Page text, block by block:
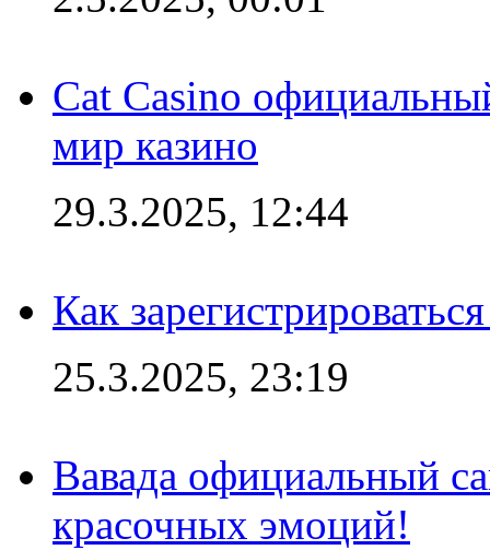
Cat Casino
мир казино
29.3.2025, 12:44
Как
25.3.2025, 23:19
Вавада официальный
красочных эмоций!